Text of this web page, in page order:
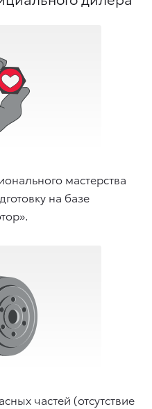
мастерства
на базе
частей (отсутствие